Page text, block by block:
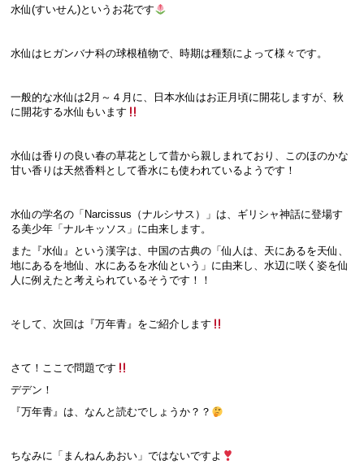
水仙(すいせん)というお花です
水仙はヒガンバナ科の球根植物で、時期は種類によって様々です。
一般的な水仙は2月～４月に、日本水仙はお正月頃に開花しますが、秋
に開花する水仙もいます
水仙は香りの良い春の草花として昔から親しまれており、このほのかな
甘い香りは天然香料として香水にも使われているようです！
水仙の学名の「Narcissus（ナルシサス）」は、ギリシャ神話に登場す
る美少年「ナルキッソス」に由来します。
また『水仙』という漢字は、中国の古典の「仙人は、天にあるを天仙、
地にあるを地仙、水にあるを水仙という」に由来し、水辺に咲く姿を仙
人に例えたと考えられているそうです！！
そして、次回は『万年青』をご紹介します
さて！ここで問題です
デデン！
『万年青』は、なんと読むでしょうか？？
ちなみに「まんねんあおい」ではないですよ